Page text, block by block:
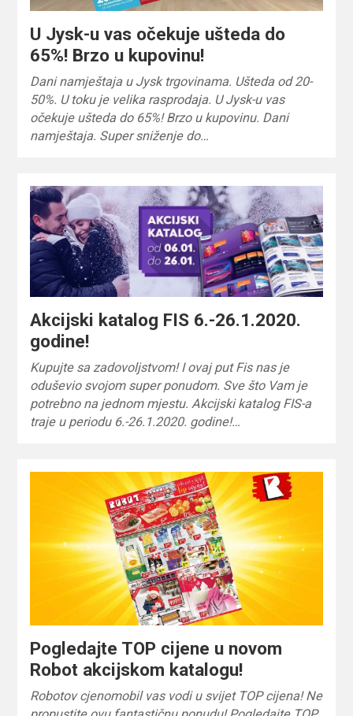
U Jysk-u vas očekuje ušteda do
65%! Brzo u kupovinu!
Dani namještaja u Jysk trgovinama. Ušteda od 20-
50%. U toku je velika rasprodaja. U Jysk-u vas
očekuje ušteda do 65%! Brzo u kupovinu. Dani
namještaja. Super sniženje do…
Akcijski katalog FIS 6.-26.1.2020.
godine!
Kupujte sa zadovoljstvom! I ovaj put Fis nas je
oduševio svojom super ponudom. Sve što Vam je
potrebno na jednom mjestu. Akcijski katalog FIS-a
traje u periodu 6.-26.1.2020. godine!…
Pogledajte TOP cijene u novom
Robot akcijskom katalogu!
Robotov cjenomobil vas vodi u svijet TOP cijena! Ne